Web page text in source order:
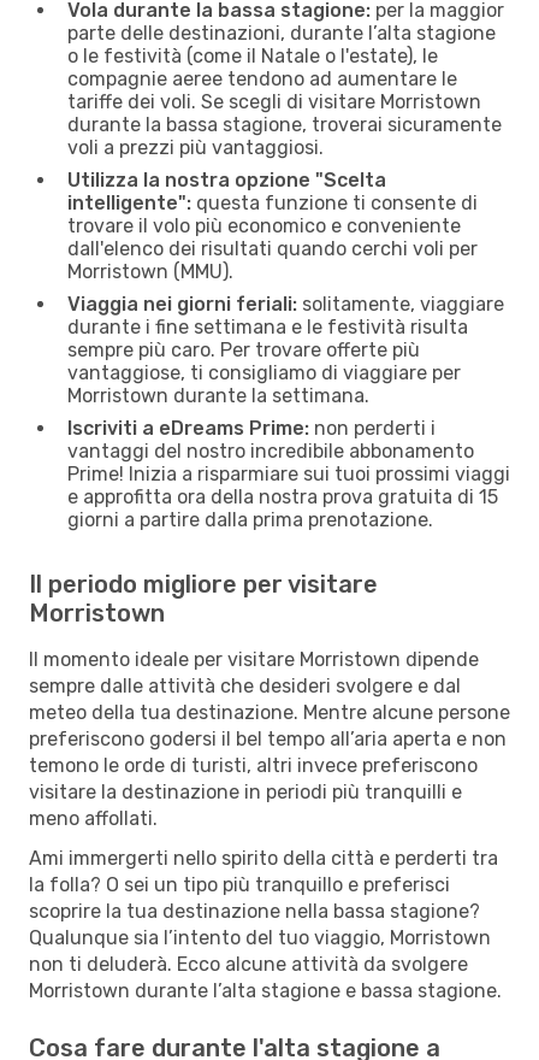
Vola durante la bassa stagione: per la maggior
parte delle destinazioni, durante l’alta stagione
o le festività (come il Natale o l'estate), le
compagnie aeree tendono ad aumentare le
tariffe dei voli. Se scegli di visitare Morristown
durante la bassa stagione, troverai sicuramente
voli a prezzi più vantaggiosi.
Utilizza la nostra opzione "Scelta
intelligente": questa funzione ti consente di
trovare il volo più economico e conveniente
dall'elenco dei risultati quando cerchi voli per
Morristown (MMU).
Viaggia nei giorni feriali: solitamente, viaggiare
durante i fine settimana e le festività risulta
sempre più caro. Per trovare offerte più
vantaggiose, ti consigliamo di viaggiare per
Morristown durante la settimana.
Iscriviti a eDreams Prime: non perderti i
vantaggi del nostro incredibile abbonamento
Prime! Inizia a risparmiare sui tuoi prossimi viaggi
e approfitta ora della nostra prova gratuita di 15
giorni a partire dalla prima prenotazione.
Il periodo migliore per visitare
Morristown
Il momento ideale per visitare Morristown dipende
sempre dalle attività che desideri svolgere e dal
meteo della tua destinazione. Mentre alcune persone
preferiscono godersi il bel tempo all’aria aperta e non
temono le orde di turisti, altri invece preferiscono
visitare la destinazione in periodi più tranquilli e
meno affollati.
Ami immergerti nello spirito della città e perderti tra
la folla? O sei un tipo più tranquillo e preferisci
scoprire la tua destinazione nella bassa stagione?
Qualunque sia l’intento del tuo viaggio, Morristown
non ti deluderà. Ecco alcune attività da svolgere
Morristown durante l’alta stagione e bassa stagione.
Cosa fare durante l'alta stagione a